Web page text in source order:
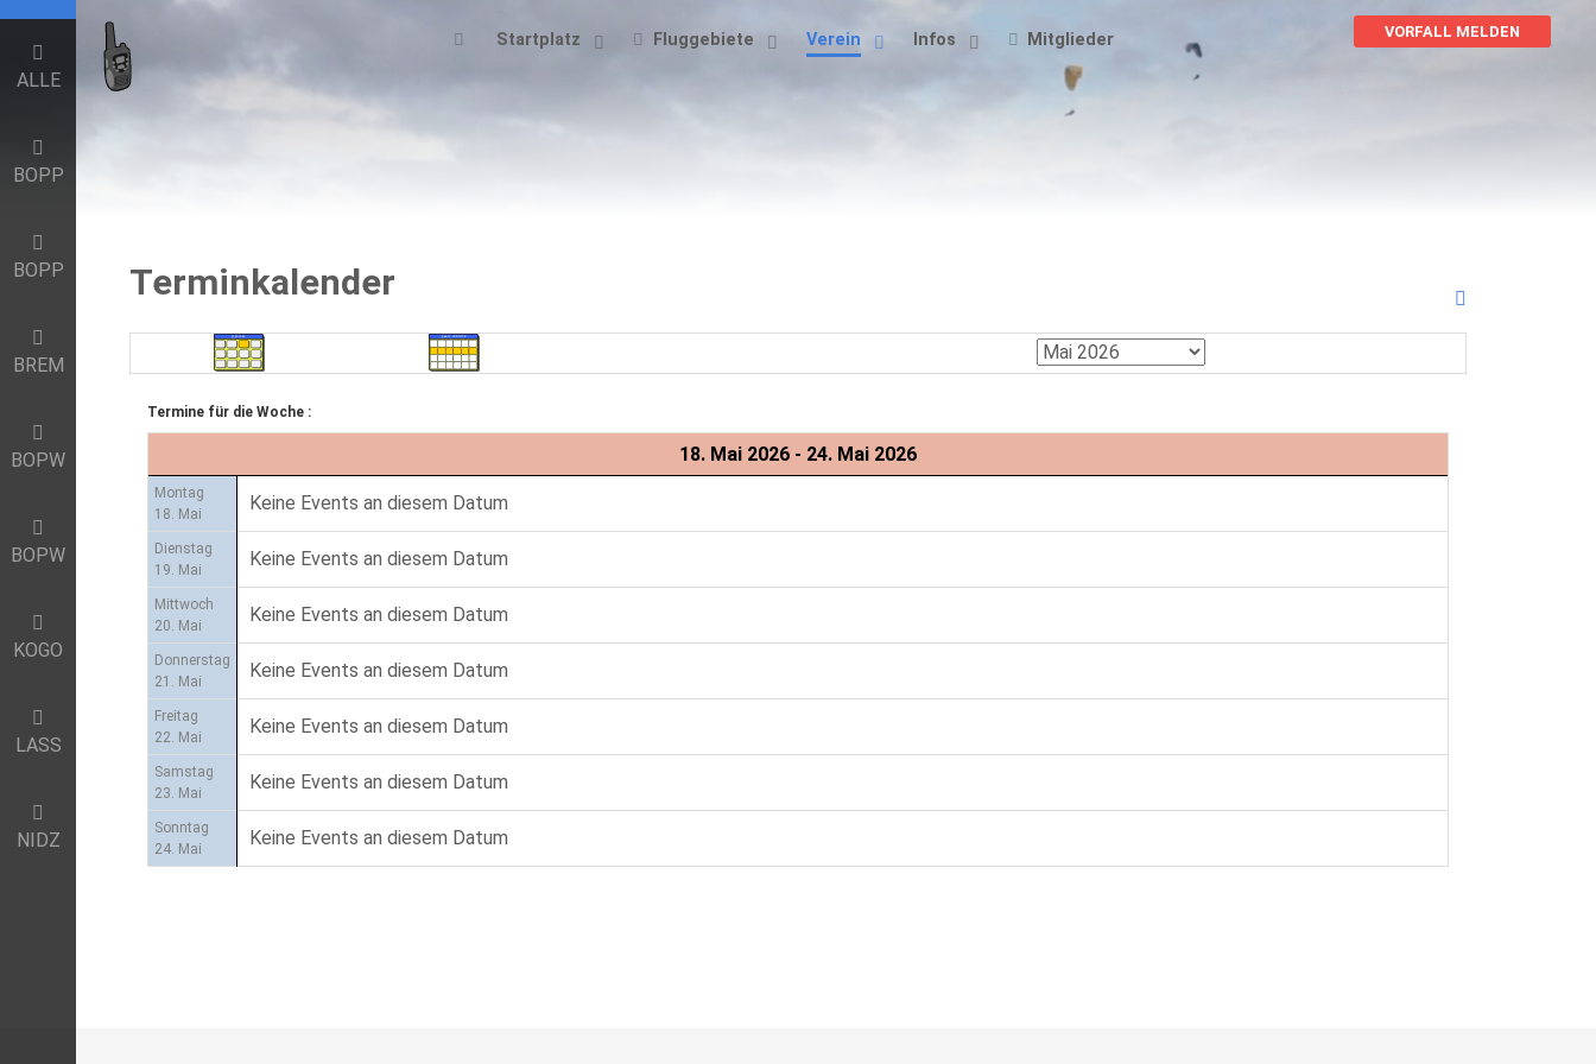
Startplatz Fluggebiete Verein Infos Mitglieder VORFALL MELDEN
Terminkalender
Termine für die Woche :
18. Mai 2026 - 24. Mai 2026
Montag
18. Mai
Keine Events an diesem Datum
Dienstag
19. Mai
Keine Events an diesem Datum
Mittwoch
20. Mai
Keine Events an diesem Datum
Donnerstag
21. Mai
Keine Events an diesem Datum
Freitag
22. Mai
Keine Events an diesem Datum
Samstag
23. Mai
Keine Events an diesem Datum
Sonntag
24. Mai
Keine Events an diesem Datum
ALLE
BOPP
BOPP
BREM
BOPW
BOPW
KOGO
LASS
NIDZ